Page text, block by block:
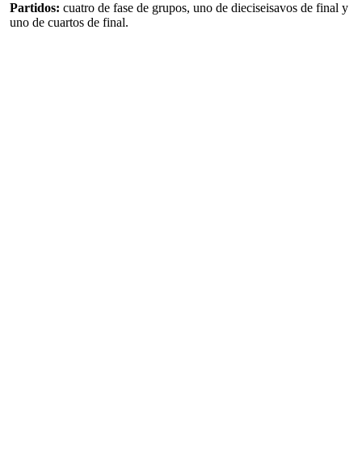
Partidos: cuatro de fase de grupos, uno de dieciseisavos de final y
uno de cuartos de final.